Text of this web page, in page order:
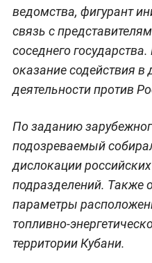
ведомства, фигурант
связь с
соседнего
оказание содействия в
деятельности против
По заданию
подозреваемый
дислокации
подразделений. Также
параметры
топливно-
территории Кубани.